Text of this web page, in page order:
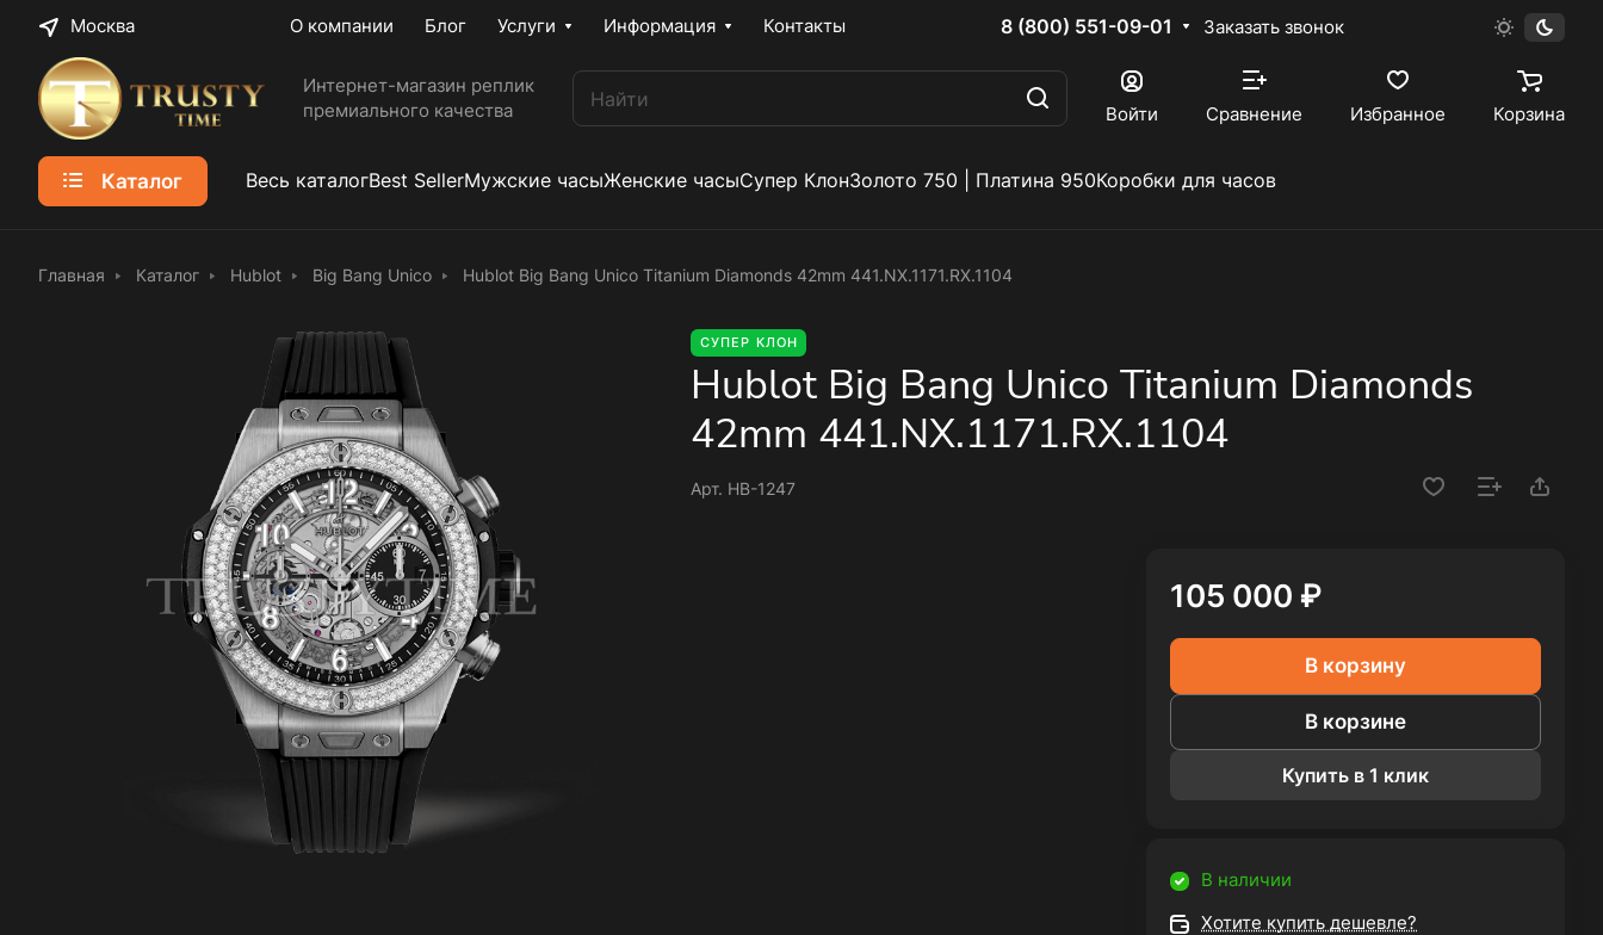
Москва О компании Блог Услуги Информация Контакты 8 (800) 551-09-01 Заказать звонок
Интернет-магазин реплик
премиального качества
Войти Сравнение Избранное Корзина
Каталог Весь каталогBest SellerМужские часыЖенские часыСупер КлонЗолото 750 | Платина 950Коробки для часов
Главная Каталог Hublot Big Bang Unico Hublot Big Bang Unico Titanium Diamonds 42mm 441.NX.1171.RX.1104
СУПЕР КЛОН
Hublot Big Bang Unico Titanium Diamonds
42mm 441.NX.1171.RX.1104
Арт. HB-1247
105 000 ₽
В корзину
В корзине
Купить в 1 клик
В наличии
Хотите купить дешевле?